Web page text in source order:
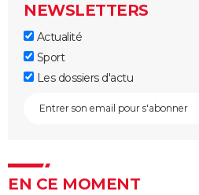
NEWSLETTERS
Actualité
Sport
Les dossiers d'actu
EN CE MOMENT